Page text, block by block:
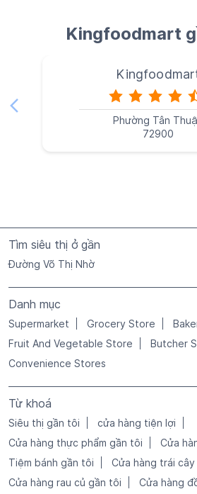
Kingfoodmart
Phường Tân
72900
Tìm siêu thị ở gần
Đường Võ Thị Nhờ
Danh mục
Supermarket Grocery Store
Fruit And Vegetable Store
Butcher
Convenience Stores
Từ khoá
Siêu thị gần tôi
cửa hàng tiện lợi
Cửa hàng thực phẩm gần tôi
Cửa
Tiệm bánh gần tôi
Cửa hàng trái
Cửa hàng rau củ gần tôi
Cửa hàng